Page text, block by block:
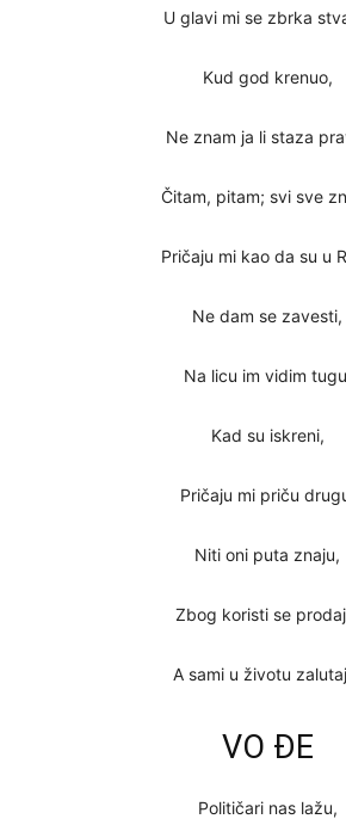
U glavi mi se zbrka
Kud god krenuo,
Ne znam ja li staza
Čitam, pitam; svi sve
Pričaju mi kao da su u
Ne dam se zavesti,
Na licu im vidim
Kad su iskreni,
Pričaju mi priču
Niti oni puta znaju,
Zbog koristi se
A sami u životu
VO ĐE
Političari nas lažu,